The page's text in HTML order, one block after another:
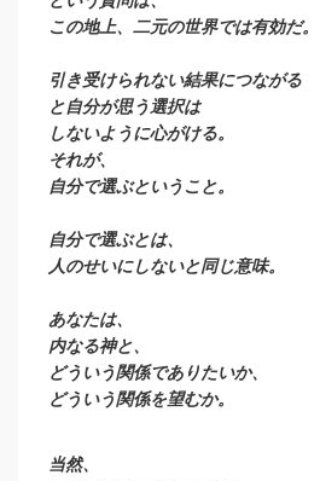
この地上、二元の世界では有効だ。
引き受けられない結果につながる
と自分が思う選択は
しないように心がける。
それが、
自分で選ぶということ。
自分で選ぶとは、
人のせいにしないと同じ意味。
あなたは、
内なる神と、
どういう関係でありたいか、
どういう関係を望むか。
当然、